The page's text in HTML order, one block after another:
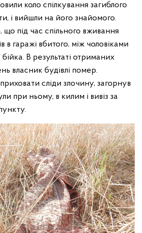
коло спілкування загиблого
і вийшли на його знайомого.
що під час спільного вживання
в гаражі вбитого, між чоловіками
В результаті отриманих
власник будівлі помер.
сліди злочину, загорнув
при ньому, в килим і вивіз за